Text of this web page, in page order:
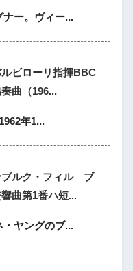
ナー。ヴィー...
ビローリ指揮BBC
曲（196...
年1...
ブルク・フィル ブ
曲第1番ハ短...
・ヤングのブ...